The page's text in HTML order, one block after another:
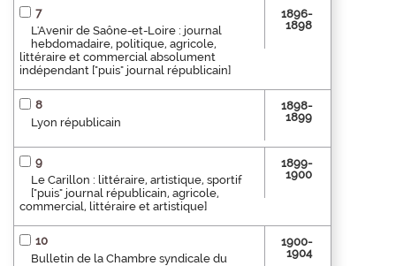
7
L'Avenir de Saône-et-Loire : journal
hebdomadaire, politique, agricole,
littéraire et commercial absolument
indépendant ["puis" journal républicain]
1896-
1898
8
Lyon républicain
1898-
1899
9
Le Carillon : littéraire, artistique, sportif
["puis" journal républicain, agricole,
commercial, littéraire et artistique]
1899-
1900
10
Bulletin de la Chambre syndicale du
1900-
1904